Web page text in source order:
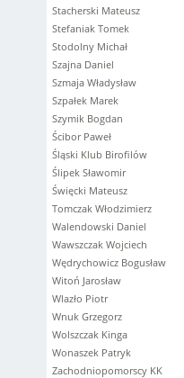
Stacherski Mateusz
Stefaniak Tomek
Stodolny Michał
Szajna Daniel
Szmaja Władysław
Szpałek Marek
Szymik Bogdan
Ścibor Paweł
Śląski Klub Birofilów
Ślipek Sławomir
Święcki Mateusz
Tomczak Włodzimierz
Walendowski Daniel
Wawszczak Wojciech
Wędrychowicz Bogusław
Witoń Jarosław
Wlazło Piotr
Wnuk Grzegorz
Wolszczak Kinga
Wonaszek Patryk
Zachodniopomorscy KK